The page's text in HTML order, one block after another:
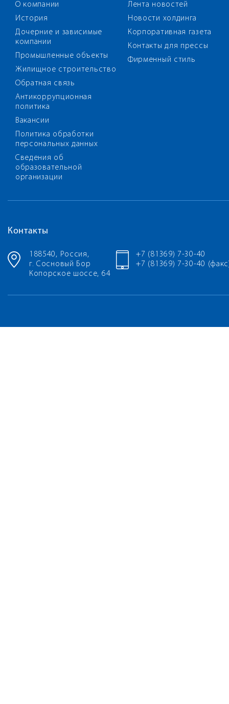
О компании
История
Дочерние и зависимые
компании
Промышленные объекты
Жилищное строительство
Обратная связь
Антикоррупционная
политика
Вакансии
Политика обработки
персональных данных
Сведения об
образовательной
организации
Лента новостей
Новости холдинга
Корпоративная газета
Контакты для прессы
Фирменный стиль
Контакты
188540, Россия,
г. Сосновый Бор
Копорское шоссе, 64
+7 (81369) 7-30-40
+7 (81369) 7-30-40